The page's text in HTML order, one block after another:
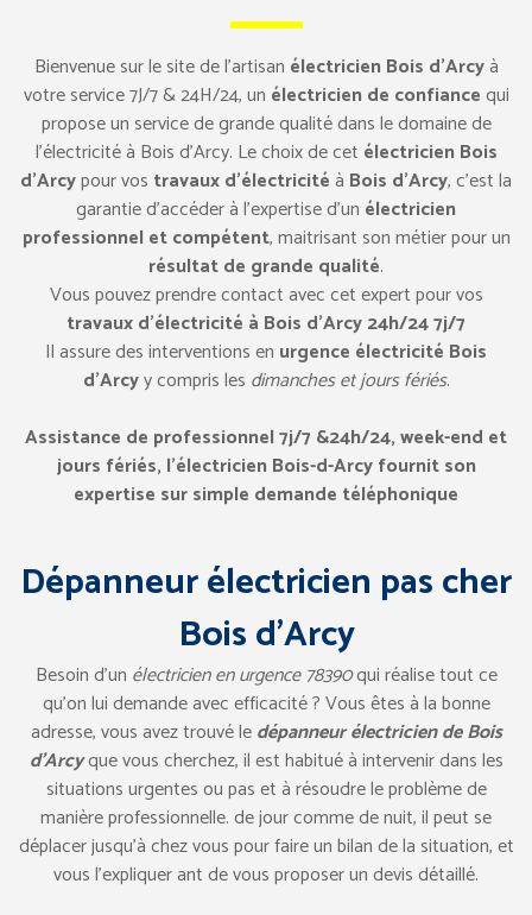
Bienvenue sur le site de l’artisan électricien Bois d’Arcyà
votre service 7J/7 & 24H/24, un électricien de confiancequi
propose un service de grande qualité dans le domaine de
l’électricité à Bois d’Arcy. Le choix de cet électricien Bois
d’Arcypour vos travaux d’électricitéà Bois d’Arcy, c’est la
garantie d’accéder à l’expertise d’un électricien
professionnel et compétent, maitrisant son métier pour un
résultat de grande qualité.
Vous pouvez prendre contact avec cet expert pour vos
travaux d’électricité à Bois d’Arcy 24h/24 7j/7
Il assure des interventions en urgence électricité Bois
d’Arcyy compris les dimanches et jours fériés.
Assistance de professionnel 7j/7 &24h/24, week-end et
jours fériés, l’électricien Bois-d-Arcy fournit son
expertise sur simple demande téléphonique
Dépanneur électricien pas cher
Bois d’Arcy
Besoin d’un électricien en urgence 78390qui réalise tout ce
qu’on lui demande avec efficacité ? Vous êtes à la bonne
adresse, vous avez trouvé ledépanneur électricien de Bois
d’Arcyque vous cherchez, il est habitué à intervenir dans les
situations urgentes ou pas et à résoudre le problème de
manière professionnelle. de jour comme de nuit, il peut se
déplacer jusqu’à chez vous pour faire un bilan de la situation, et
vous l’expliquer ant de vous proposer un devis détaillé.